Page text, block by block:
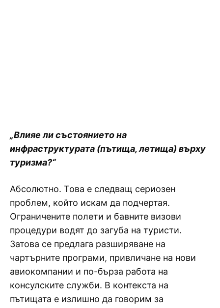
„Влияе ли състоянието на
инфраструктурата (пътища, летища) върху
туризма?“
Абсолютно. Това е следващ сериозен
проблем, който искам да подчертая.
Ограничените полети и бавните визови
процедури водят до загуба на туристи.
Затова се предлага разширяване на
чартърните програми, привличане на нови
авиокомпании и по-бърза работа на
консулските служби. В контекста на
пътищата е излишно да говорим за